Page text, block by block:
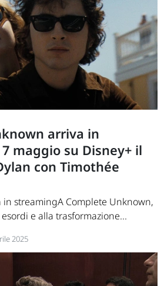
arriva in
maggio su Disney+ il
con Timothée
streamingA Complete Unknown,
e alla trasformazione...
2025